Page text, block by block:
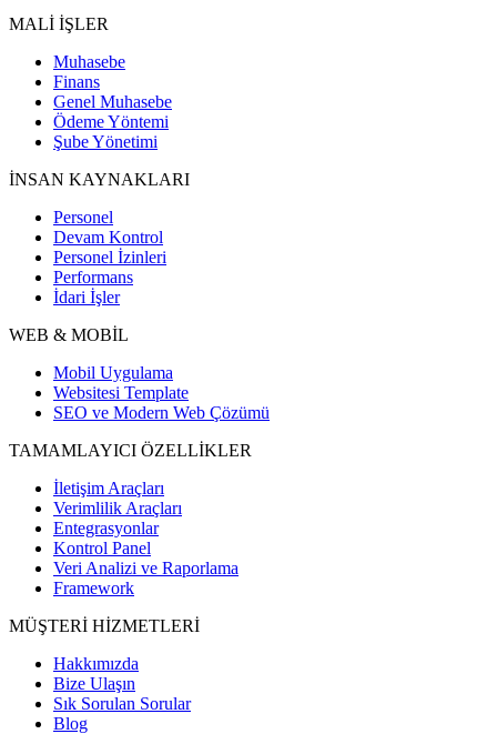
MALİ İŞLER
Muhasebe
Finans
Genel Muhasebe
Ödeme Yöntemi
Şube Yönetimi
İNSAN KAYNAKLARI
Personel
Devam Kontrol
Personel İzinleri
Performans
İdari İşler
WEB & MOBİL
Mobil Uygulama
Websitesi Template
SEO ve Modern Web Çözümü
TAMAMLAYICI ÖZELLİKLER
İletişim Araçları
Verimlilik Araçları
Entegrasyonlar
Kontrol Panel
Veri Analizi ve Raporlama
Framework
MÜŞTERİ HİZMETLERİ
Hakkımızda
Bize Ulaşın
Sık Sorulan Sorular
Blog